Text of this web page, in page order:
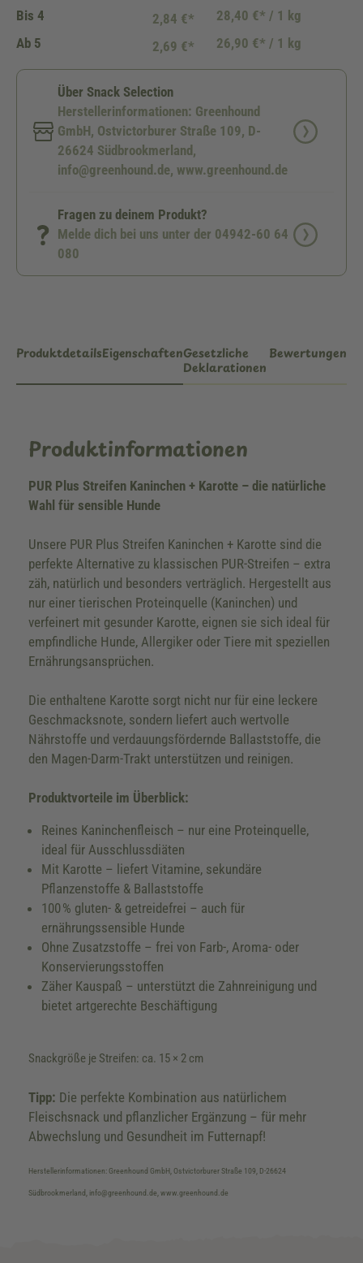
Bis 4 2,84 €*
28,40 €* / 1 kg
Ab 5 2,69 €* 26,90 €* / 1 kg
Über Snack Selection
Herstellerinformationen: Greenhound
GmbH, Ostvictorburer Straße 109, D-
26624 Südbrookmerland,
info@greenhound.de, www.greenhound.de
Fragen zu deinem Produkt?
Melde dich bei uns unter der 04942-60 64
080
ProduktdetailsEigenschaftenGesetzliche
Deklarationen
Bewertungen
Produktinformationen
PUR Plus Streifen Kaninchen + Karotte – die natürliche
Wahl für sensible Hunde
Unsere PUR Plus Streifen Kaninchen + Karotte sind die
perfekte Alternative zu klassischen PUR-Streifen – extra
zäh, natürlich und besonders verträglich. Hergestellt aus
nur einer tierischen Proteinquelle (Kaninchen) und
verfeinert mit gesunder Karotte, eignen sie sich ideal für
empfindliche Hunde, Allergiker oder Tiere mit speziellen
Ernährungsansprüchen.
Die enthaltene Karotte sorgt nicht nur für eine leckere
Geschmacksnote, sondern liefert auch wertvolle
Nährstoffe und verdauungsfördernde Ballaststoffe, die
den Magen-Darm-Trakt unterstützen und reinigen.
Produktvorteile im Überblick:
Reines Kaninchenfleisch – nur eine Proteinquelle,
ideal für Ausschlussdiäten
Mit Karotte – liefert Vitamine, sekundäre
Pflanzenstoffe & Ballaststoffe
100 % gluten- & getreidefrei – auch für
ernährungssensible Hunde
Ohne Zusatzstoffe – frei von Farb-, Aroma- oder
Konservierungsstoffen
Zäher Kauspaß – unterstützt die Zahnreinigung und
bietet artgerechte Beschäftigung
Snackgröße je Streifen: ca. 15 × 2 cm
Tipp: Die perfekte Kombination aus natürlichem
Fleischsnack und pflanzlicher Ergänzung – für mehr
Abwechslung und Gesundheit im Futternapf!
Herstellerinformationen: Greenhound GmbH, Ostvictorburer Straße 109, D-26624
Südbrookmerland, info@greenhound.de, www.greenhound.de